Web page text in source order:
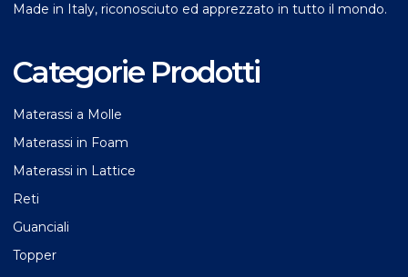
Made in Italy, riconosciuto ed apprezzato in tutto il mondo.
Categorie Prodotti
Materassi a Molle
Materassi in Foam
Materassi in Lattice
Reti
Guanciali
Topper